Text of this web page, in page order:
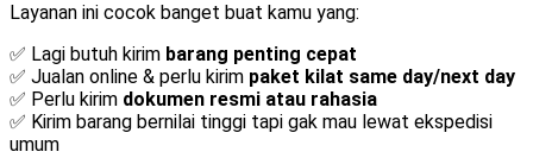
Layanan ini cocok banget buat kamu yang:
✅ Lagi butuh kirim barang penting cepat
✅ Jualan online & perlu kirim paket kilat same day/next day
✅ Perlu kirim dokumen resmi atau rahasia
✅ Kirim barang bernilai tinggi tapi gak mau lewat ekspedisi
umum